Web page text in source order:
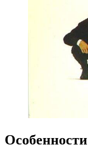
Особенности